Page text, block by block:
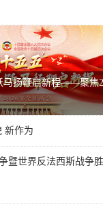
马扬鞭启新程——聚焦
新作为
暨世界反法西斯战争